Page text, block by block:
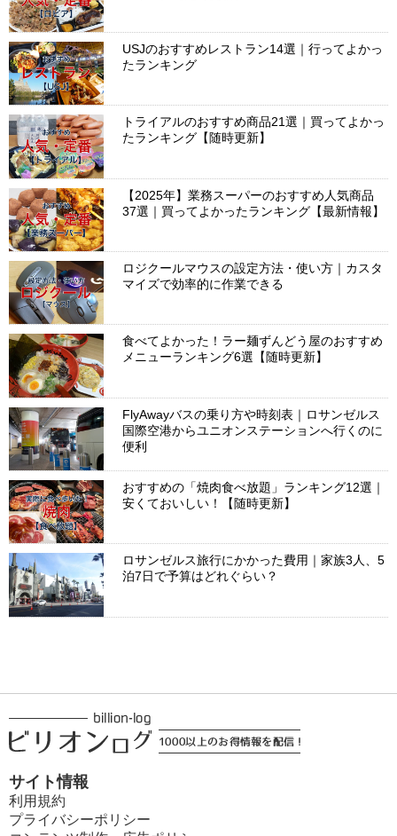
USJのおすすめレストラン14選｜行ってよかっ
たランキング
トライアルのおすすめ商品21選｜買ってよかっ
たランキング【随時更新】
【2025年】業務スーパーのおすすめ人気商品
37選｜買ってよかったランキング【最新情報】
ロジクールマウスの設定方法・使い方｜カスタ
マイズで効率的に作業できる
食べてよかった！ラー麺ずんどう屋のおすすめ
メニューランキング6選【随時更新】
FlyAwayバスの乗り方や時刻表｜ロサンゼルス
国際空港からユニオンステーションへ行くのに
便利
おすすめの「焼肉食べ放題」ランキング12選｜
安くておいしい！【随時更新】
ロサンゼルス旅行にかかった費用｜家族3人、5
泊7日で予算はどれぐらい？
サイト情報
利用規約
プライバシーポリシー